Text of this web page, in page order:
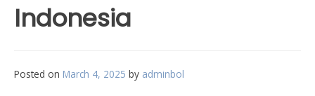
Indonesia
Posted on March 4, 2025 by adminbol